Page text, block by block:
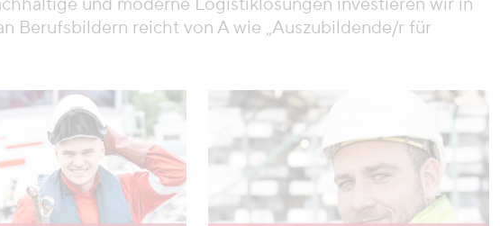
Berufsbildern reicht von A wie „Auszubildende/r für